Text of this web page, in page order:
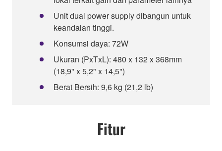
Unit dual power supply dibangun untuk
keandalan tinggi.
Konsumsi daya: 72W
Ukuran (PxTxL): 480 x 132 x 368mm
(18,9" x 5,2" x 14,5")
Berat Bersih: 9,6 kg (21,2 lb)
Fitur